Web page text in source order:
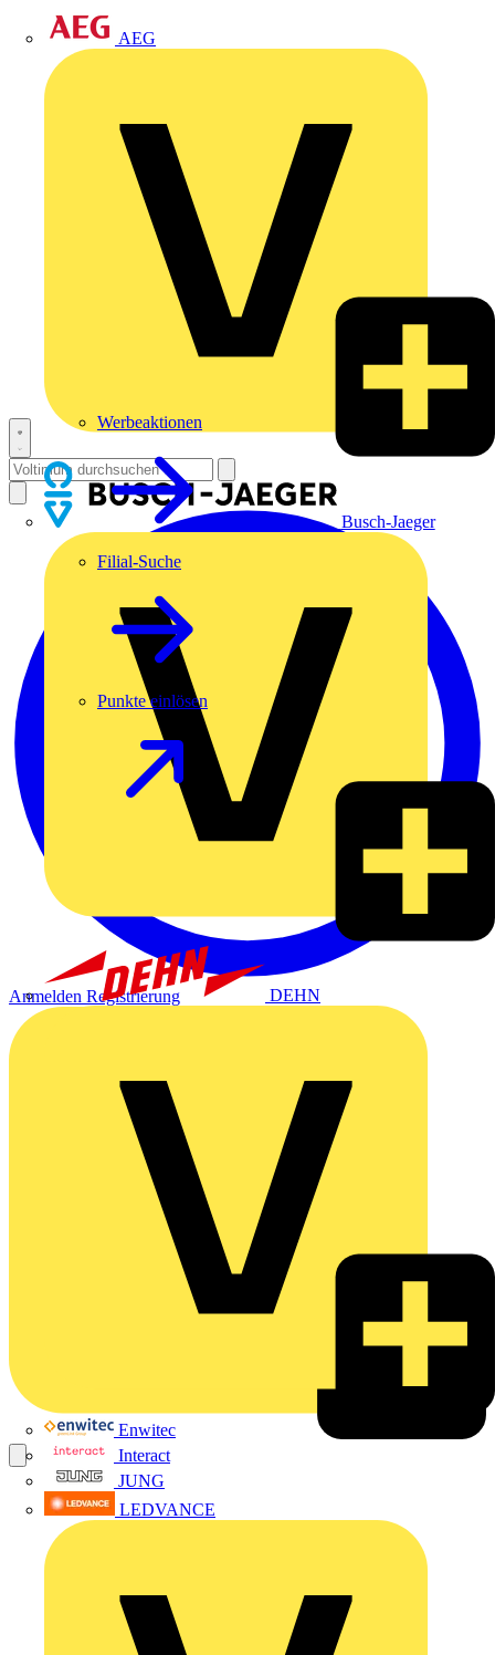
AEG
Busch-Jaeger
DEHN
Enwitec
Interact
JUNG
LEDVANCE
Werbeaktionen
Filial-Suche
Punkte einlösen
Anmelden Registrierung